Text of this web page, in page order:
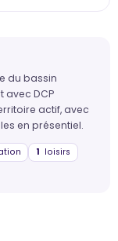
du bassin
avec DCP
actif, avec
en présentiel.
1 loisirs